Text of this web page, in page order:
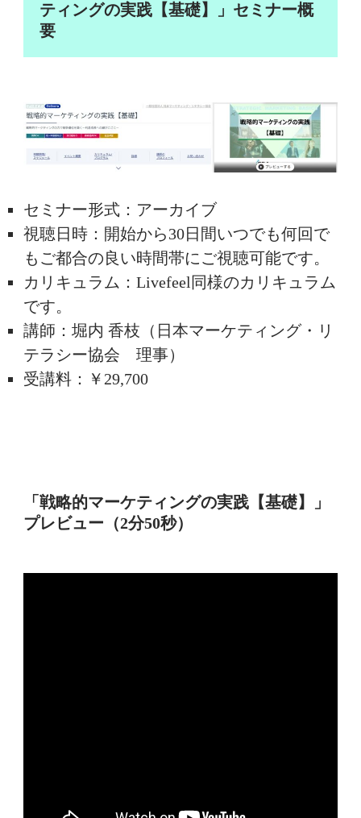
ティングの実践【基礎】」セミナー概
要
セミナー形式：アーカイブ
視聴日時：開始から30日間いつでも何回で
もご都合の良い時間帯にご視聴可能です。
カリキュラム：Livefeel同様のカリキュラム
です。
講師：堀内 香枝（日本マーケティング・リ
テラシー協会 理事）
受講料：￥29,700
「戦略的マーケティングの実践【基礎】」
プレビュー（2分50秒）